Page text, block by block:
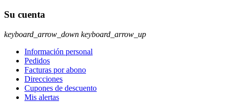
Su cuenta
keyboard_arrow_down keyboard_arrow_up
Información personal
Pedidos
Facturas por abono
Direcciones
Cupones de descuento
Mis alertas